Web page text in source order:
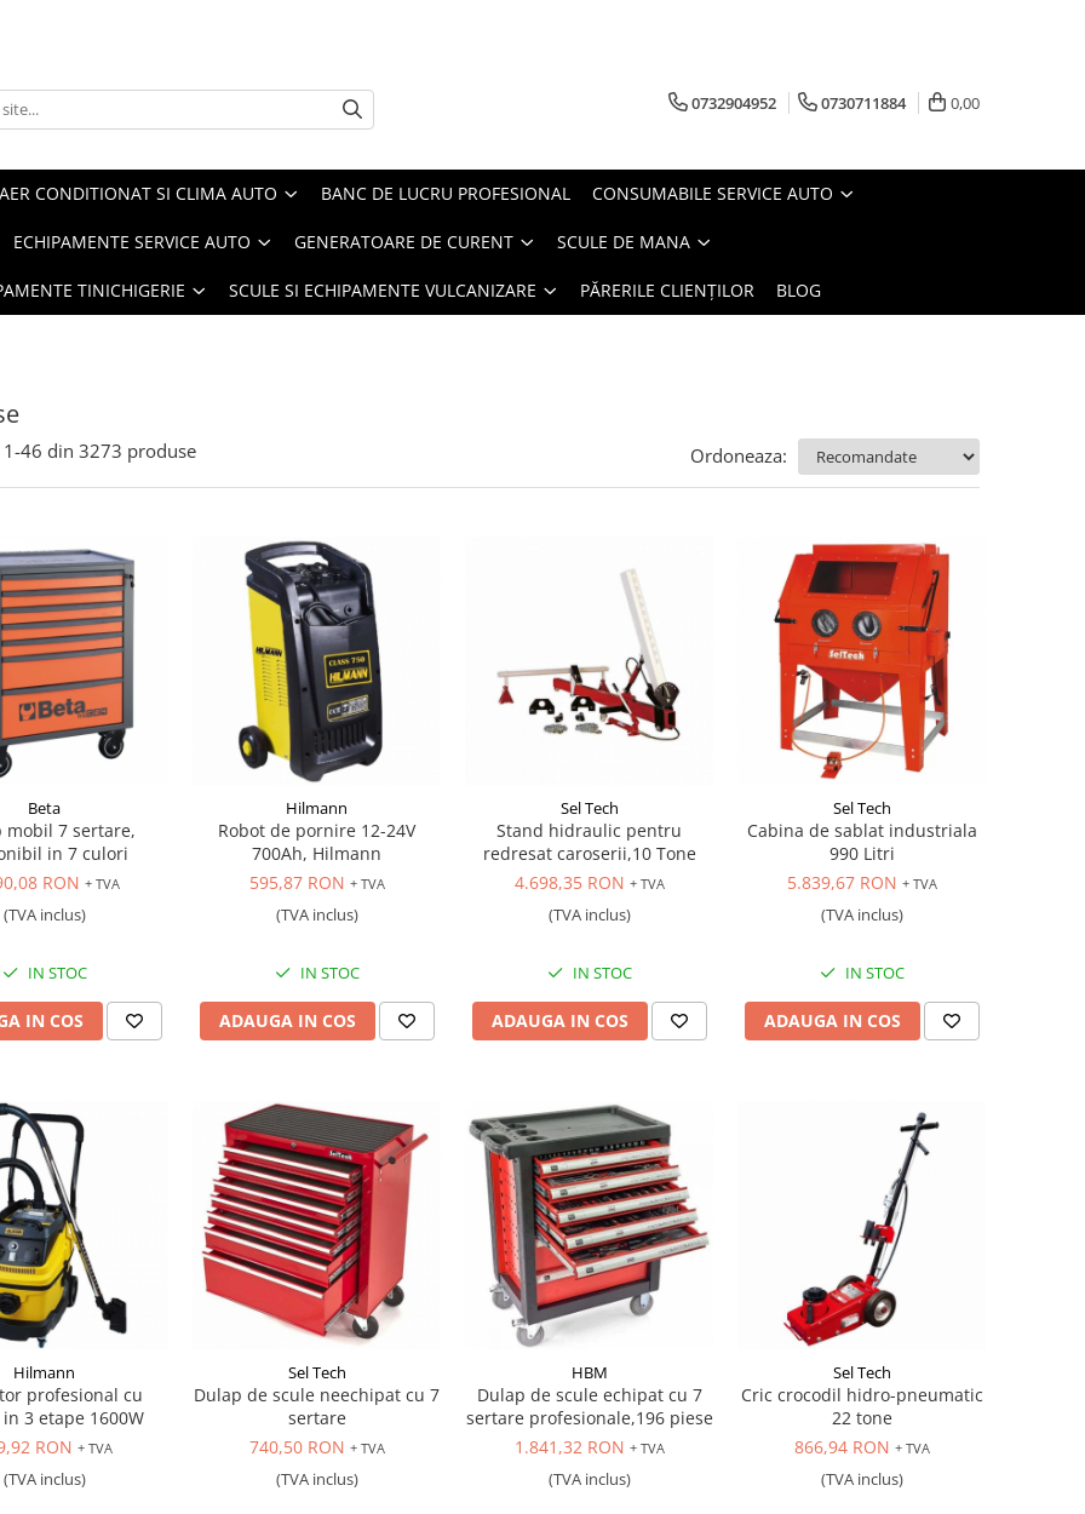
0732904952 0730711884 0,00
AER CONDITIONAT SI CLIMA AUTO BANC DE LUCRU PROFESIONAL CONSUMABILE SERVICE AUTO
ECHIPAMENTE SERVICE AUTO GENERATOARE DE CURENT SCULE DE MANA
TINICHIGERIE SCULE SI ECHIPAMENTE VULCANIZARE PĂRERILE CLIENȚILOR BLOG
1-46 din 3273 produse Ordoneaza:
Beta
mobil 7 sertare,
in 7 culori
RON + TVA
(TVA inclus)
IN STOC
IN COS
Hilmann
Robot de pornire 12-24V
700Ah, Hilmann
595,87 RON + TVA
(TVA inclus)
IN STOC
ADAUGA IN COS
Sel Tech
Stand hidraulic pentru
redresat caroserii,10 Tone
4.698,35 RON + TVA
(TVA inclus)
IN STOC
ADAUGA IN COS
Sel Tech
Cabina de sablat industriala
990 Litri
5.839,67 RON + TVA
(TVA inclus)
IN STOC
ADAUGA IN COS
Hilmann
profesional cu
3 etape 1600W
RON + TVA
(TVA inclus)
Sel Tech
Dulap de scule neechipat cu 7
sertare
740,50 RON + TVA
(TVA inclus)
HBM
Dulap de scule echipat cu 7
sertare profesionale,196 piese
1.841,32 RON + TVA
(TVA inclus)
Sel Tech
Cric crocodil hidro-pneumatic
22 tone
866,94 RON + TVA
(TVA inclus)